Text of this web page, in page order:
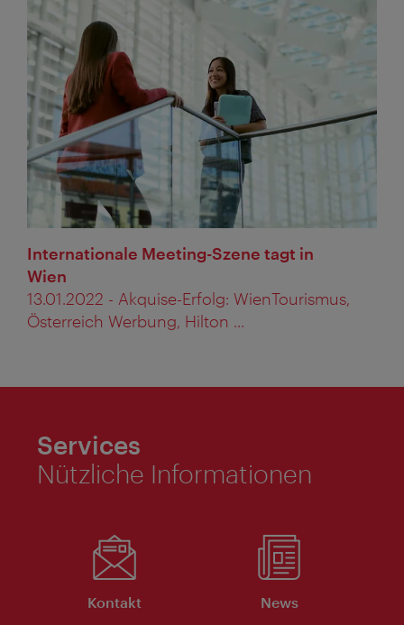
Internationale Meeting-Szene tagt in
Wien
13.01.2022 - Akquise-Erfolg: WienTourismus,
Österreich Werbung, Hilton ...
Services
Nützliche Informationen
Kontakt News